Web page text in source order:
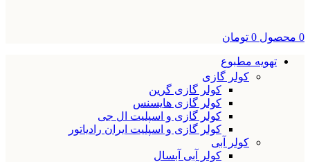
0 محصول 0 تومان
تهویه مطبوع
کولر گازی
کولر گازی گرین
کولر گازی هایسنس
کولر گازی و اسپلیت ال جی
کولر گازی و اسپلیت ایران رادیاتور
کولر آبی
کولر آبی آبسال